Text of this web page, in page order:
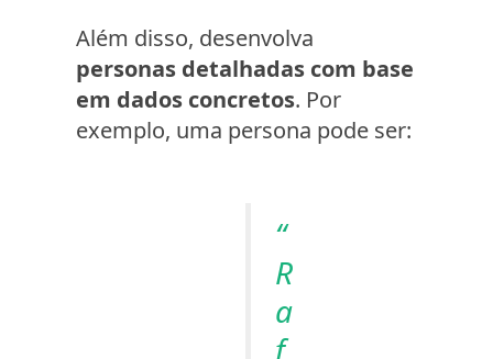
Além disso, desenvolva
personas detalhadas com base
em dados concretos. Por
exemplo, uma persona pode ser:
“
R
a
f